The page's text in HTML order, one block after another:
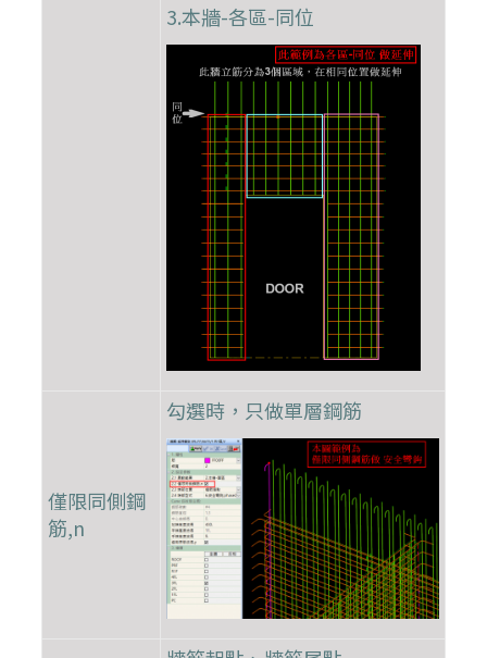
3.本牆-各區-同位
僅限同側鋼
筋,n
勾選時，只做單層鋼筋